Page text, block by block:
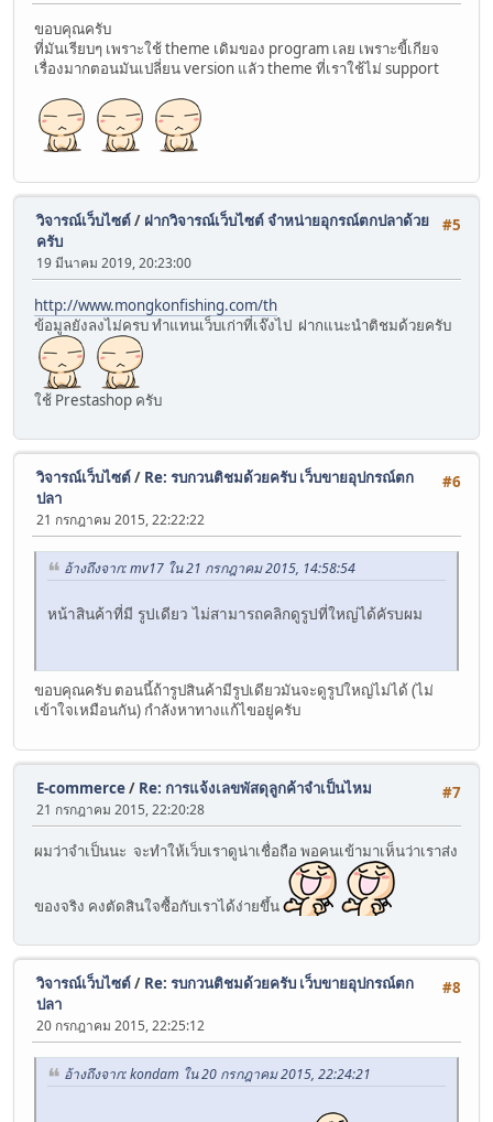
ขอบคุณครับ
ที่มันเรียบๆ เพราะใช้ theme เดิมของ program เลย เพราะขี้เกียจ
เรื่องมากตอนมันเปลี่ยน version แลัว theme ที่เราใช้ไม่ support
#5
วิจารณ์เว็บไซต์/ ฝากวิจารณ์เว็บไซต์ จำหน่ายอุกรณ์ตกปลาด้วย
ครับ
19 มีนาคม 2019, 20:23:00
http://www.mongkonfishing.com/th
ข้อมูลยังลงไม่ครบ ทำแทนเว็บเก่าที่เจ๊งไป ฝากแนะนำติชมด้วยครับ
ใช้ Prestashop ครับ
#6
วิจารณ์เว็บไซต์/ Re: รบกวนติชมด้วยครับ เว็บขายอุปกรณ์ตก
ปลา
21 กรกฎาคม 2015, 22:22:22
อ้างถึงจาก: mv17 ใน 21 กรกฎาคม 2015, 14:58:54
หน้าสินค้าที่มี รูปเดียว ไม่สามารถคลิกดูรูปที่ใหญ่ได้คัรบผม
ขอบคุณครับ ตอนนี้ถ้ารูปสินค้ามีรูปเดียวมันจะดูรูปใหญ่ไม่ได้ (ไม่
เข้าใจเหมือนกัน) กำลังหาทางแก้ไขอยู่ครับ
#7
E-commerce/ Re: การแจ้งเลขพัสดุลูกค้าจำเป็นไหม
21 กรกฎาคม 2015, 22:20:28
ผมว่าจำเป็นนะ จะทำให้เว็บเราดูน่าเชื่อถือ พอคนเข้ามาเห็นว่าเราส่ง
ของจริง คงตัดสินใจซื้อกับเราได้ง่ายขึ้น
#8
วิจารณ์เว็บไซต์/ Re: รบกวนติชมด้วยครับ เว็บขายอุปกรณ์ตก
ปลา
20 กรกฎาคม 2015, 22:25:12
อ้างถึงจาก: kondam ใน 20 กรกฎาคม 2015, 22:24:21